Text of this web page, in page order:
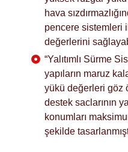
hava
pencere sistemleri
değerlerini
“Yalıtımlı Sürme
yapıların maruz
yükü değerleri göz
destek saclarının
konumları
şekilde